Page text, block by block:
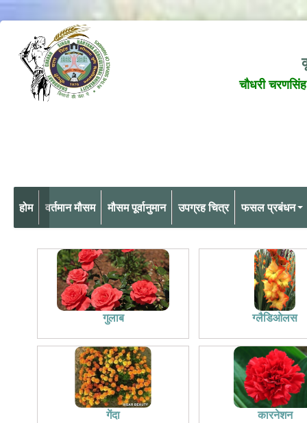
चौधरी चरणसिंह
होम वर्तमान मौसम मौसम पूर्वानुमान उपग्रह चित्र फसल प्रबंधन
गुलाब ग्लैडिओलस
गेंदा कारनेशन